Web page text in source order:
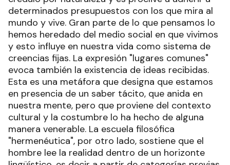
determinados presupuestos con los que mira al
mundo y vive. Gran parte de lo que pensamos lo
hemos heredado del medio social en que vivimos
y esto influye en nuestra vida como sistema de
creencias fijas. La expresión "lugares comunes"
evoca también la existencia de ideas recibidas.
Esta es una metáfora que designa que estamos
en presencia de un saber tácito, que anida en
nuestra mente, pero que proviene del contexto
cultural y la costumbre lo ha hecho de alguna
manera venerable. La escuela filosófica
"hermenéutica", por otro lado, sostiene que el
hombre lee la realidad dentro de un horizonte